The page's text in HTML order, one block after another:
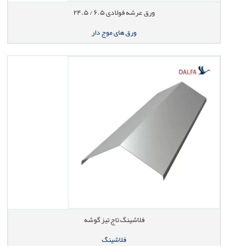
ورق عرشه فولادی ۶.۵ / ۲۴.۵
ورق های موج دار
فلاشینگ تاج تیز گوشه
فلاشینگ